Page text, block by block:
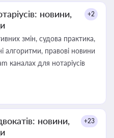
новини,
+2
змін, судова практика,
алгоритми, правові новини
каналах для нотаріусів
новини,
+23